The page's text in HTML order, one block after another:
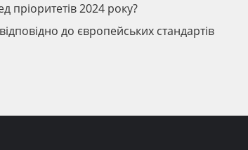
2024 року?
до європейських стандартів